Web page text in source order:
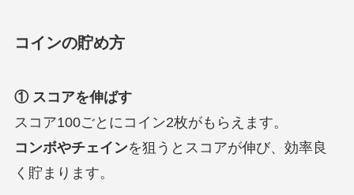
コインの貯め方
① スコアを伸ばす
スコア100ごとにコイン2枚がもらえます。
コンボやチェインを狙うとスコアが伸び、効率良
く貯まります。